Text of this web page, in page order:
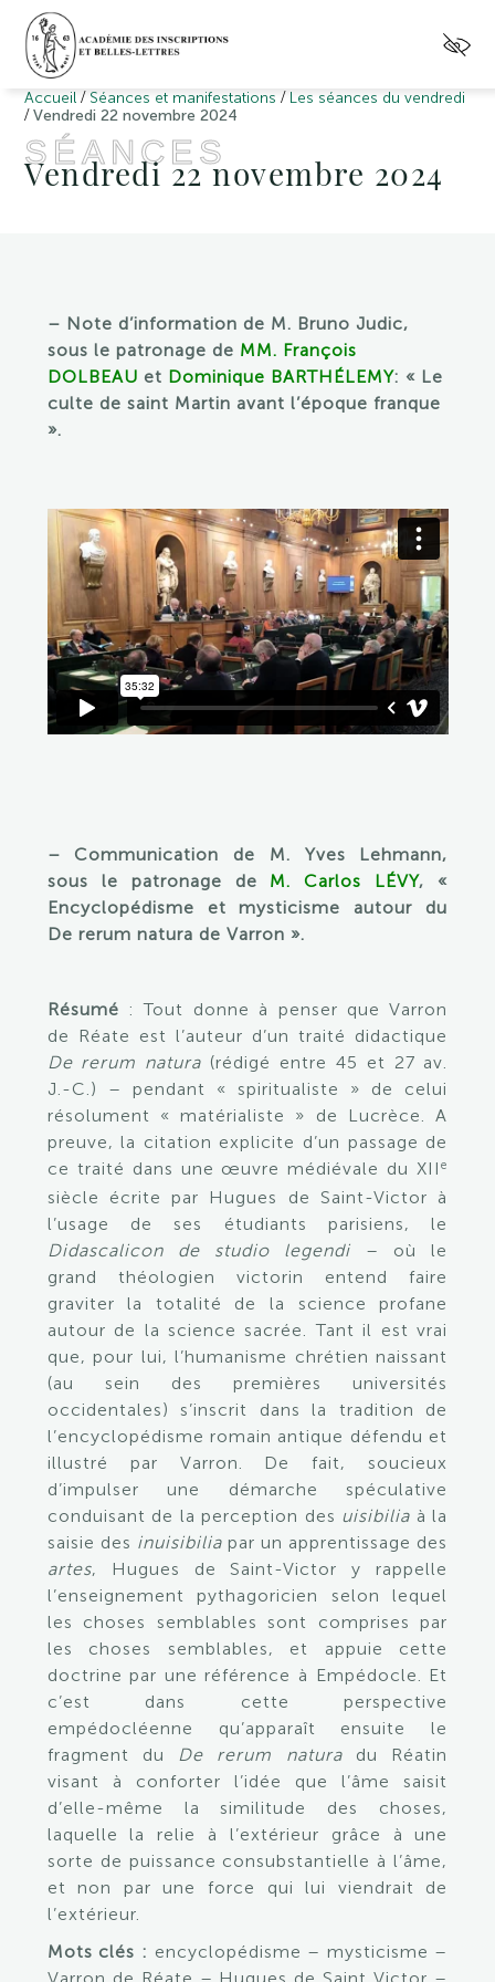
Accueil / Séances et manifestations / Les séances du vendredi
/Vendredi 22 novembre 2024
SÉANCES
Vendredi 22 novembre 2024
– Note d’information de M. Bruno Judic,
sous le patronage de MM. François
DOLBEAU et Dominique BARTHÉLEMY: « Le
culte de saint Martin avant l’époque franque
».
– Communication de M. Yves Lehmann,
sous le patronage de M. Carlos LÉVY, «
Encyclopédisme et mysticisme autour du
De rerum natura de Varron ».
Résumé : Tout donne à penser que Varron
de Réate est l’auteur d’un traité didactique
De rerum natura (rédigé entre 45 et 27 av.
J.-C.) – pendant « spiritualiste » de celui
résolument « matérialiste » de Lucrèce. A
preuve, la citation explicite d’un passage de
ce traité dans une œuvre médiévale du XIIe
siècle écrite par Hugues de Saint-Victor à
l’usage de ses étudiants parisiens, le
Didascalicon de studio legendi – où le
grand théologien victorin entend faire
graviter la totalité de la science profane
autour de la science sacrée. Tant il est vrai
que, pour lui, l’humanisme chrétien naissant
(au sein des premières universités
occidentales) s’inscrit dans la tradition de
l’encyclopédisme romain antique défendu et
illustré par Varron. De fait, soucieux
d’impulser une démarche spéculative
conduisant de la perception des uisibilia à la
saisie des inuisibiliapar un apprentissage des
artes, Hugues de Saint-Victor y rappelle
l’enseignement pythagoricien selon lequel
les choses semblables sont comprises par
les choses semblables, et appuie cette
doctrine par une référence à Empédocle. Et
c’est dans cette perspective
empédocléenne qu’apparaît ensuite le
fragment du De rerum naturadu Réatin
visant à conforter l’idée que l’âme saisit
d’elle-même la similitude des choses,
laquelle la relie à l’extérieur grâce à une
sorte de puissance consubstantielle à l’âme,
et non par une force qui lui viendrait de
l’extérieur.
Mots clés : encyclopédisme – mysticisme –